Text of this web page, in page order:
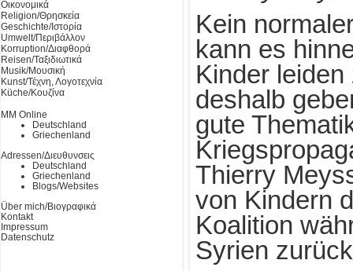
Οικονομικά
Religion/Θρησκεία
Geschichte/Ιστορία
Umwelt/Περιβάλλον
Korruption/Διαφθορά
Reisen/Ταξιδιωτικά
Musik/Μουσική
Kunst/Τέχνη, Λογοτεχνία
Küche/Κουζίνα
MM Online
Deutschland
Griechenland
Adressen/Διευθυνσεις
Deutschland
Griechenland
Blogs/Websites
Über mich/Βιογραφικά
Kontakt
Impressum
Datenschutz
Kein
kann es
Kinder
deshalb
gute
Thierry
von Kindern
Koalition
Syrien